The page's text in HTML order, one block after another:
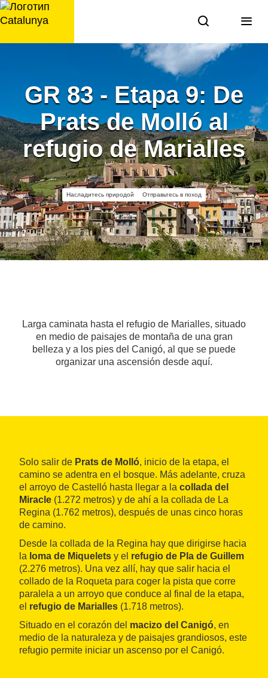
перейти
к
GR 83 - Etapa 9: De
Prats de Molló al
refugio de Marialles
Насладитесь природой Отправьтесь в поход
Larga caminata hasta el refugio de Marialles, situado
en medio de paisajes de montaña de una gran
belleza y a los pies del Canigó, al que se puede
organizar una ascensión desde aquí.
Solo salir de Prats de Molló, inicio de la etapa, el
camino se adentra en el bosque. Más adelante, cruza
el arroyo de Castelló hasta llegar a la collada del
Miracle (1.272 metros) y de ahí a la collada de La
Regina (1.762 metros), después de unas cinco horas
de camino.
Desde la collada de la Regina hay que dirigirse hacia
la loma de Miquelets y el refugio de Pla de Guillem
(2.276 metros). Una vez allí, hay que salir hacia el
collado de la Roqueta para coger la pista que corre
paralela a un arroyo que conduce al final de la etapa,
el refugio de Marialles (1.718 metros).
Situado en el corazón del macizo del Canigó, en
medio de la naturaleza y de paisajes grandiosos, este
refugio permite iniciar un ascenso por el Canigó.